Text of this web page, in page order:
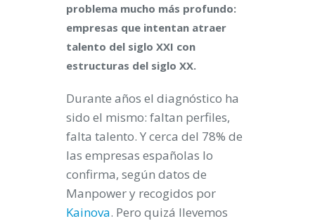
problema mucho más profundo:
empresas que intentan atraer
talento del siglo XXI con
estructuras del siglo XX.
Durante años el diagnóstico ha
sido el mismo: faltan perfiles,
falta talento. Y cerca del 78% de
las empresas españolas lo
confirma, según datos de
Manpower y recogidos por
Kainova. Pero quizá llevemos